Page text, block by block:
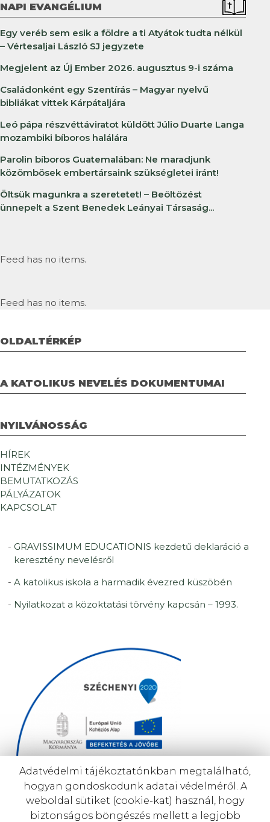
NAPI EVANGÉLIUM
Egy veréb sem esik a földre a ti Atyátok tudta nélkül
– Vértesaljai László SJ jegyzete
Megjelent az Új Ember 2026. augusztus 9-i száma
Családonként egy Szentírás – Magyar nyelvű
bibliákat vittek Kárpátaljára
Leó pápa részvéttáviratot küldött Júlio Duarte Langa
mozambiki bíboros halálára
Parolin bíboros Guatemalában: Ne maradjunk
közömbösek embertársaink szükségletei iránt!
Öltsük magunkra a szeretetet! – Beöltözést
ünnepelt a Szent Benedek Leányai Társaság...
Feed has no items.
Feed has no items.
OLDALTÉRKÉP
A KATOLIKUS NEVELÉS DOKUMENTUMAI
NYILVÁNOSSÁG
HÍREK
INTÉZMÉNYEK
BEMUTATKOZÁS
PÁLYÁZATOK
KAPCSOLAT
GRAVISSIMUM EDUCATIONIS kezdetű deklaráció a
keresztény nevelésről
A katolikus iskola a harmadik évezred küszöbén
Nyilatkozat a közoktatási törvény kapcsán – 1993.
Budapesti Katolikus Intézményfenntartó Központ
(EKIF)
Adatvédelmi tájékoztatónkban megtalálható,
hogyan gondoskodunk adatai védelméről. A
weboldal sütiket (cookie-kat) használ, hogy
biztonságos böngészés mellett a legjobb